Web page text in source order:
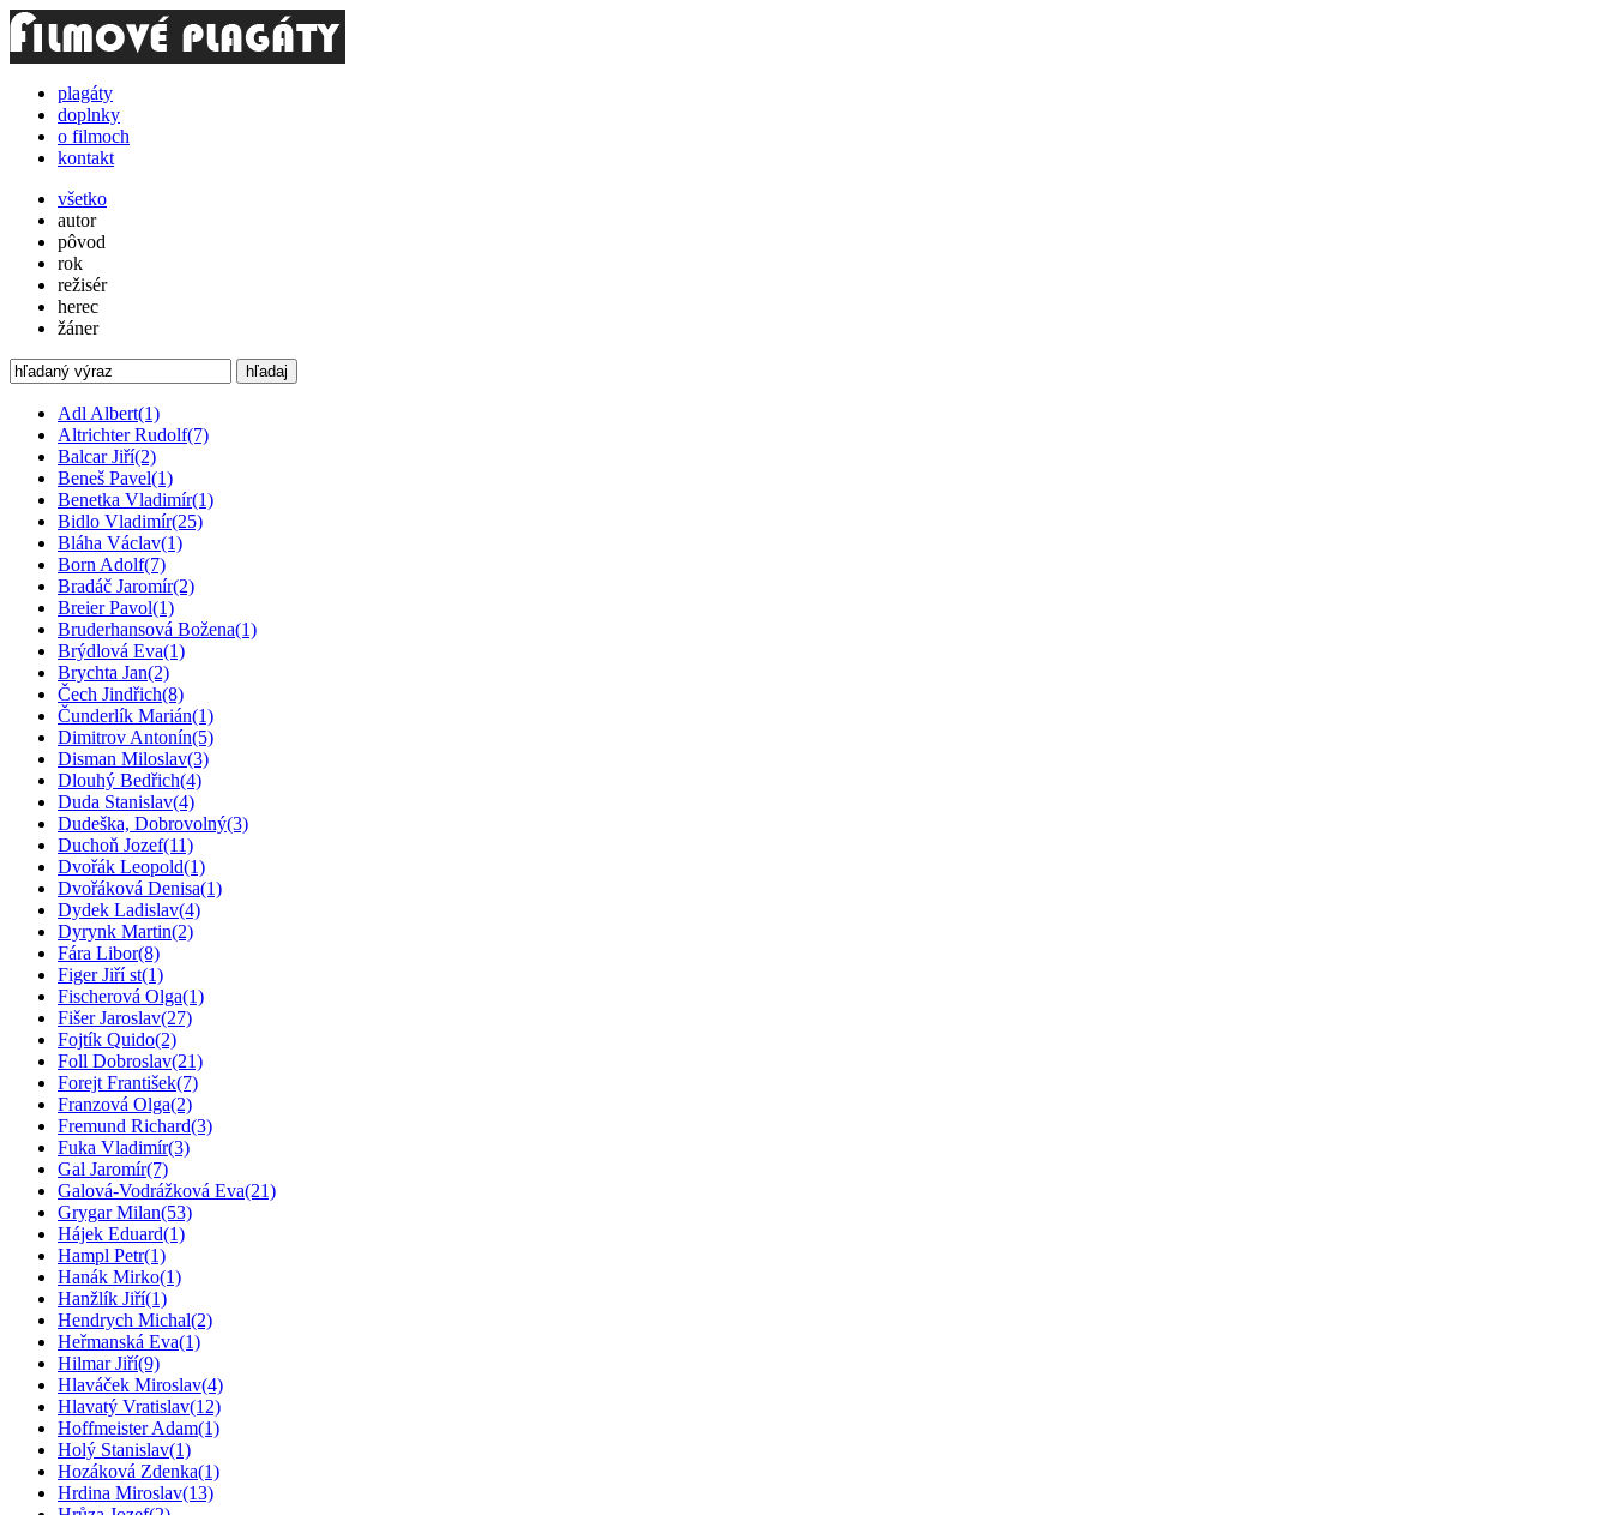
plagáty
doplnky
o filmoch
kontakt
všetko
autor
pôvod
rok
režisér
herec
žáner
hľadaj
Adl Albert(1)
Altrichter Rudolf(7)
Balcar Jiří(2)
Beneš Pavel(1)
Benetka Vladimír(1)
Bidlo Vladimír(25)
Bláha Václav(1)
Born Adolf(7)
Bradáč Jaromír(2)
Breier Pavol(1)
Bruderhansová Božena(1)
Brýdlová Eva(1)
Brychta Jan(2)
Čech Jindřich(8)
Čunderlík Marián(1)
Dimitrov Antonín(5)
Disman Miloslav(3)
Dlouhý Bedřich(4)
Duda Stanislav(4)
Dudeška, Dobrovolný(3)
Duchoň Jozef(11)
Dvořák Leopold(1)
Dvořáková Denisa(1)
Dydek Ladislav(4)
Dyrynk Martin(2)
Fára Libor(8)
Figer Jiří st(1)
Fischerová Olga(1)
Fišer Jaroslav(27)
Fojtík Quido(2)
Foll Dobroslav(21)
Forejt František(7)
Franzová Olga(2)
Fremund Richard(3)
Fuka Vladimír(3)
Gal Jaromír(7)
Galová-Vodrážková Eva(21)
Grygar Milan(53)
Hájek Eduard(1)
Hampl Petr(1)
Hanák Mirko(1)
Hanžlík Jiří(1)
Hendrych Michal(2)
Heřmanská Eva(1)
Hilmar Jiří(9)
Hlaváček Miroslav(4)
Hlavatý Vratislav(12)
Hoffmeister Adam(1)
Holý Stanislav(1)
Hozáková Zdenka(1)
Hrdina Miroslav(13)